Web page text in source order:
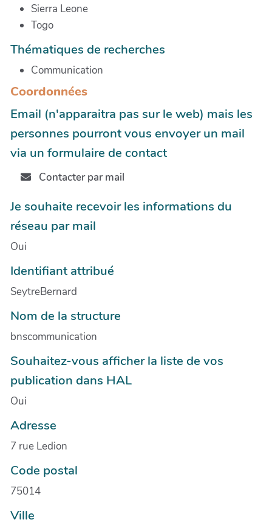
Sierra Leone
Togo
Thématiques de recherches
Communication
Coordonnées
Email (n'apparaitra pas sur le web) mais les
personnes pourront vous envoyer un mail
via un formulaire de contact
Contacter par mail
Je souhaite recevoir les informations du
réseau par mail
Oui
Identifiant attribué
SeytreBernard
Nom de la structure
bnscommunication
Souhaitez-vous afficher la liste de vos
publication dans HAL
Oui
Adresse
7 rue Ledion
Code postal
75014
Ville